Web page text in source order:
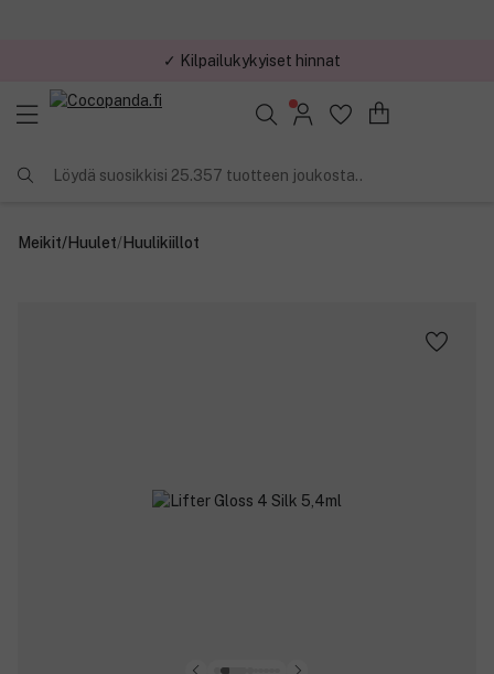
✓ Kilpailukykyiset hinnat
Löydä suosikkisi 25.357 tuotteen joukosta..
Meikit/Huulet/Huulikiillot